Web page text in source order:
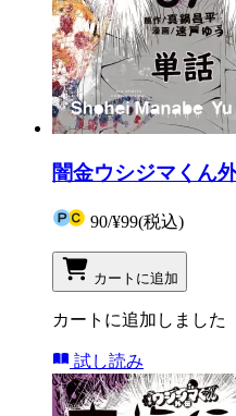
闇金ウシジマくん
90/¥99(税込)
カートに追加
カートに追加しました
試し読み